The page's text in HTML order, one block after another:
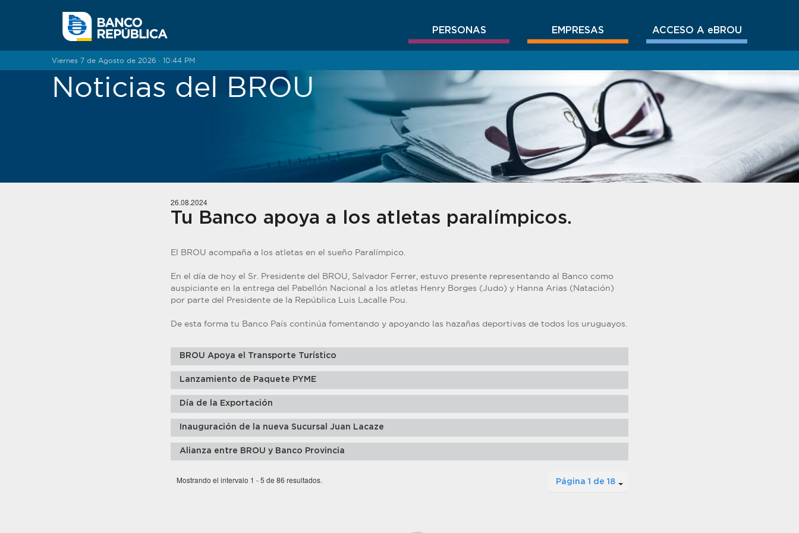
PERSONAS EMPRESAS ACCESO A eBROU
Viernes 7 de Agosto de 2026 · 10:44 PM
Noticias del BROU
26.08.2024
Tu Banco apoya a los atletas paralímpicos.
El BROU acompaña a los atletas en el sueño Paralímpico.
En el día de hoy el Sr. Presidente del BROU, Salvador Ferrer, estuvo presente representando al Banco como
auspiciante en la entrega del Pabellón Nacional a los atletas Henry Borges (Judo) y Hanna Arias (Natación)
por parte del Presidente de la República Luis Lacalle Pou.
De esta forma tu Banco País continúa fomentando y apoyando las hazañas deportivas de todos los uruguayos.
BROU Apoya el Transporte Turístico
Lanzamiento de Paquete PYME
Día de la Exportación
Inauguración de la nueva Sucursal Juan Lacaze
Alianza entre BROU y Banco Provincia
Página 1 de 18
Mostrando el intervalo 1 - 5 de 86 resultados.